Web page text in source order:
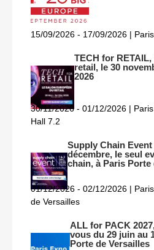
15/09/2026 - 17/09/2026 |
TECH for
retail, le 30
2026
30/11/2026 - 01/12/2026 |
Hall 7.2
Supply Chain Event
décembre, le seul
chain, à Paris Porte
01/12/2026 - 02/12/2026 |
de Versailles
ALL for PACK
vous du 29 juin au
Porte de Versailles